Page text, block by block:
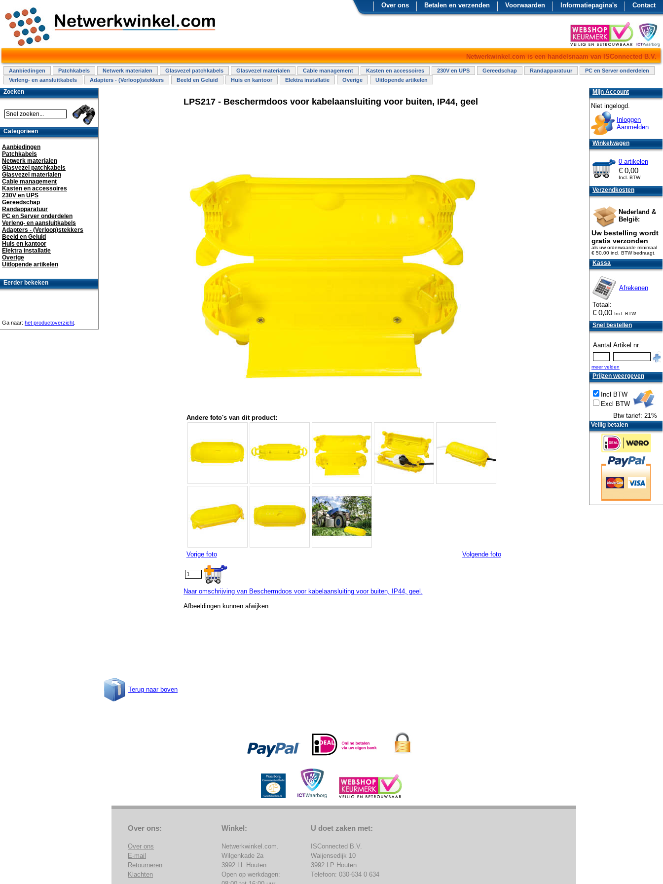
Contact
Informatiepagina's
Voorwaarden
Betalen en verzenden
Over ons
Netwerkwinkel.com is een handelsnaam van ISConnected B.V.
Aanbiedingen Patchkabels Netwerk materialen Glasvezel patchkabels Glasvezel materialen Cable management Kasten en accessoires 230V en UPS Gereedschap Randapparatuur
PC en Server onderdelen
Verleng- en aansluitkabels
Adapters - (Verloop)stekkers Beeld en Geluid Huis en kantoor Elektra installatie Overige Uitlopende artikelen
LPS217 - Beschermdoos voor kabelaansluiting voor buiten, IP44, geel
Andere foto's van dit product:
Vorige foto Volgende foto
Naar omschrijving van Beschermdoos voor kabelaansluiting voor buiten, IP44, geel.
Afbeeldingen kunnen afwijken.
Terug naar boven
Zoeken
Categorieën
Aanbiedingen
Patchkabels
Netwerk materialen
Glasvezel patchkabels
Glasvezel materialen
Cable management
Kasten en accessoires
230V en UPS
Gereedschap
Randapparatuur
PC en Server onderdelen
Verleng- en aansluitkabels
Adapters - (Verloop)stekkers
Beeld en Geluid
Huis en kantoor
Elektra installatie
Overige
Uitlopende artikelen
Eerder bekeken
Ga naar: het productoverzicht
Mijn Account
Niet ingelogd.
Inloggen
Aanmelden
Winkelwagen
0 artikelen
€ 0,00
Incl. BTW
Verzendkosten
Nederland &
België:
Uw bestelling wordt
gratis verzonden
als uw orderwaarde minimaal
€ 50.00 incl. BTWbedraagt.
Kassa
Afrekenen
Totaal:
€ 0,00 Incl. BTW
Snel bestellen
Aantal Artikel nr.
meer velden
Prijzen weergeven
Incl BTW
Excl BTW
Btw tarief: 21%
Veilig betalen
Over ons:
Over ons
E-mail
Retourneren
Klachten
Winkel:
Netwerkwinkel.com.
Wilgenkade 2a
3992 LL Houten
Open op werkdagen:
U doet zaken met:
ISConnected B.V.
Waijensedijk 10
3992 LP Houten
Telefoon: 030-634 0 634